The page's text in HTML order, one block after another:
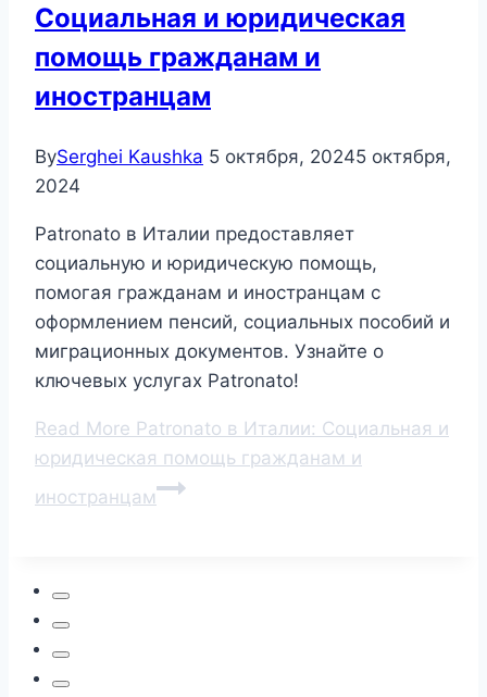
Социальная и юридическая
помощь гражданам и
иностранцам
BySerghei Kaushka 5 октября, 20245 октября,
2024
Patronato в Италии предоставляет
социальную и юридическую помощь,
помогая гражданам и иностранцам с
оформлением пенсий, социальных пособий и
миграционных документов. Узнайте о
ключевых услугах Patronato!
Read More Patronato в Италии: Социальная и
юридическая помощь гражданам и
иностранцам